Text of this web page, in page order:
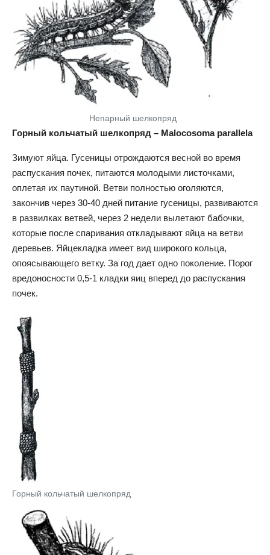
Непарный шелкопряд
Горный кольчатый шелкопряд – Malocosoma parallela
Зимуют яйца. Гусеницы отрождаются весной во время
распускания почек, питаются молодыми листочками,
оплетая их паутиной. Ветви полностью оголяются,
закончив через 30-40 дней питание гусеницы, развиваются
в развилках ветвей, через 2 недели вылетают бабочки,
которые после спаривания откладывают яйца на ветви
деревьев. Яйцекладка имеет вид широкого кольца,
опоясывающего ветку. За год дает одно поколение. Порог
вредоносности 0,5-1 кладки яиц вперед до распускания
почек.
Горный кольчатый шелкопряд